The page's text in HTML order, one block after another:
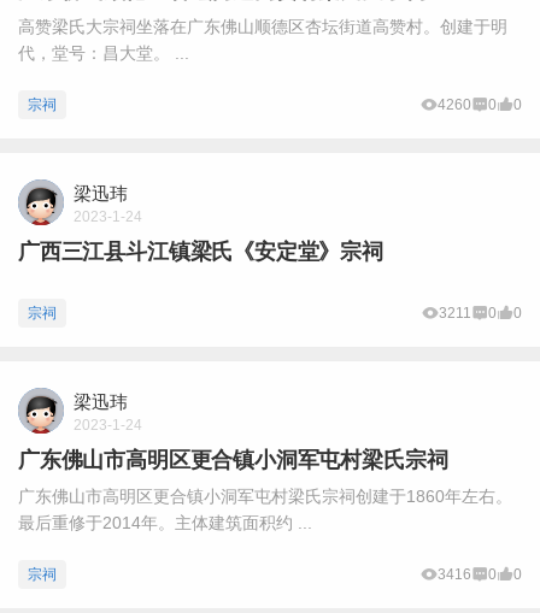
高赞梁氏大宗祠坐落在广东佛山顺德区杏坛街道高赞村。创建于明
代，堂号：昌大堂。 ...
宗祠 4260 0 0
梁迅玮
2023-1-24
广西三江县斗江镇梁氏《安定堂》宗祠
宗祠 3211 0 0
梁迅玮
2023-1-24
广东佛山市高明区更合镇小洞军屯村梁氏宗祠
广东佛山市高明区更合镇小洞军屯村梁氏宗祠创建于1860年左右。
最后重修于2014年。主体建筑面积约 ...
宗祠 3416 0 0